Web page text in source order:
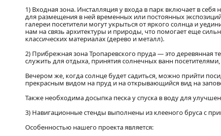
1) Входная зона. Инсталляция у входа в парк включает в
для размещения в ней временных или постоянных
галереи посетители могут укрыться от яркого солнца и
нам на связь архитектуры и природы, что помогает еще
классических материалах (дерево и металл).
2) Прибрежная зона Тропаревского пруда — это деревянная
служить для отдыха, принятия солнечных ванн
Вечером же, когда солнце будет садиться, можно прийти
прекрасным видом на пруд и на открывающийся вид на
Также необходима досыпка песка у спуска в воду для
3) Навигационные стенды выполнены из клееного бруса с
Особенностью нашего проекта является: